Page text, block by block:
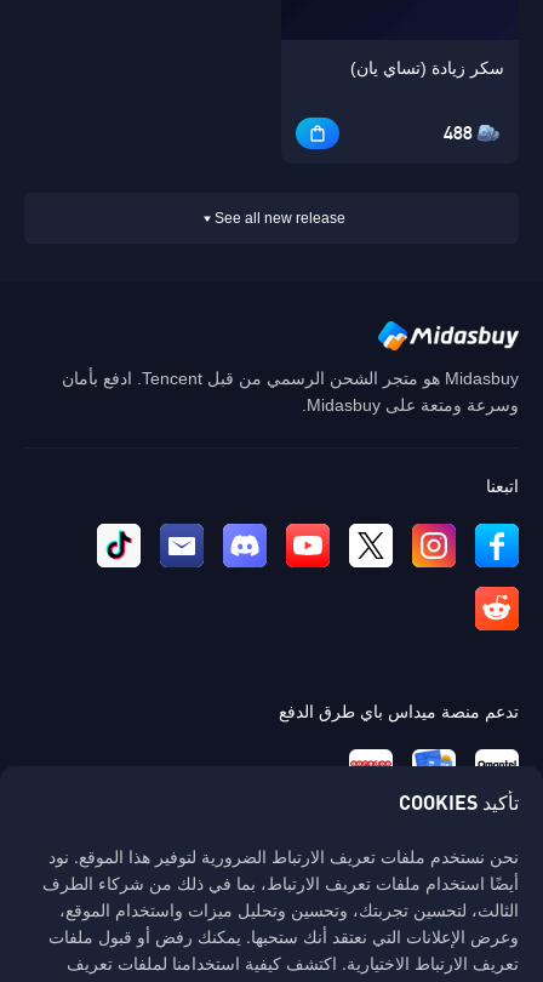
سكر زيادة (تساي يان)
488
See all new release
Midasbuy هو متجر الشحن الرسمي من قبل Tencent. ادفع بأمان
وسرعة ومتعة على Midasbuy.
اتبعنا
تدعم منصة ميداس باي طرق الدفع
اتصل بنا
إذا كنت بحاجة إلى أي مساعدة، يرجى التواصل معنا عن طريق النقر على "خدمة
العملاء" للتواصل معنا.
خدمة الزبائن
تأكيد COOKIES
نحن نستخدم ملفات تعريف الارتباط الضرورية لتوفير هذا الموقع. نود
أيضًا استخدام ملفات تعريف الارتباط، بما في ذلك من شركاء الطرف
الثالث، لتحسين تجربتك، وتحسين وتحليل ميزات واستخدام الموقع،
وعرض الإعلانات التي نعتقد أنك ستحبها. يمكنك رفض أو قبول ملفات
تعريف الارتباط الاختيارية. اكتشف كيفية استخدامنا لملفات تعريف